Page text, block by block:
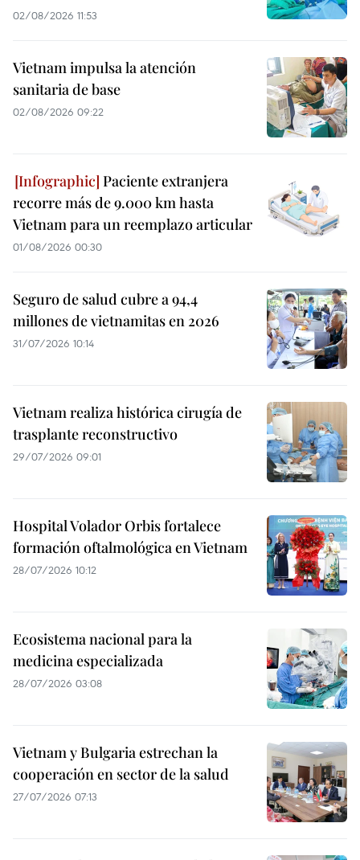
02/08/2026 11:53
Vietnam impulsa la atención
sanitaria de base
02/08/2026 09:22
Paciente extranjera
recorre más de 9.000 km hasta
Vietnam para un reemplazo articular
01/08/2026 00:30
Seguro de salud cubre a 94,4
millones de vietnamitas en 2026
31/07/2026 10:14
Vietnam realiza histórica cirugía de
trasplante reconstructivo
29/07/2026 09:01
Hospital Volador Orbis fortalece
formación oftalmológica en Vietnam
28/07/2026 10:12
Ecosistema nacional para la
medicina especializada
28/07/2026 03:08
Vietnam y Bulgaria estrechan la
cooperación en sector de la salud
27/07/2026 07:13